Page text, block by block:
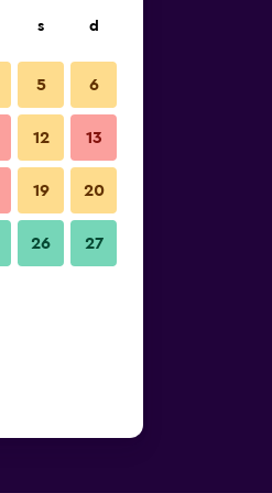
s d
5 6
12 13
19 20
26 27